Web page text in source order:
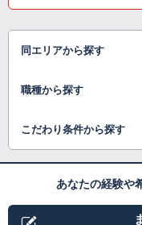
同エリアから探す
職種から探す
こだわり条件から探す
あなたの経験や